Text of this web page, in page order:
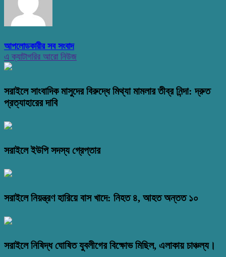
আপলোডকারীর সব সংবাদ
এ ক্যাটাগরির আরো নিউজ
সরাইলে সাংবাদিক মাসুদের বিরুদ্ধে মিথ্যা মামলার তীব্র নিন্দা: দ্রুত
প্রত্যাহারের দাবি
সরাইলে ইউপি সদস্য গ্রেপ্তার
সরাইলে নিয়ন্ত্রণ হারিয়ে বাস খাদে: নিহত ৪, আহত অন্তত ১০
সরাইলে নিষিদ্ধ ঘোষিত যুবলীগের বিক্ষোভ মিছিল, এলাকায় চাঞ্চল্য।